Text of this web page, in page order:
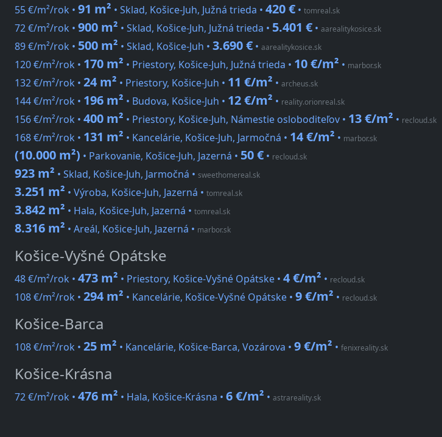
55 €/m²/rok • 91 m² • Sklad, Košice-Juh, Južná trieda • 420 € • tomreal.sk
72 €/m²/rok • 900 m² • Sklad, Košice-Juh, Južná trieda • 5.401 € • aarealitykosice.sk
89 €/m²/rok • 500 m² • Sklad, Košice-Juh • 3.690 € • aarealitykosice.sk
120 €/m²/rok • 170 m² • Priestory, Košice-Juh, Južná trieda • 10 €/m² • marbor.sk
132 €/m²/rok • 24 m² • Priestory, Košice-Juh • 11 €/m² • archeus.sk
144 €/m²/rok • 196 m² • Budova, Košice-Juh • 12 €/m² • reality.orionreal.sk
156 €/m²/rok • 400 m² • Priestory, Košice-Juh, Námestie osloboditeľov • 13 €/m² • recloud.sk
168 €/m²/rok • 131 m² • Kancelárie, Košice-Juh, Jarmočná • 14 €/m² • marbor.sk
(10.000 m²) • Parkovanie, Košice-Juh, Jazerná • 50 € • recloud.sk
923 m² • Sklad, Košice-Juh, Jarmočná • sweethomereal.sk
3.251 m² • Výroba, Košice-Juh, Jazerná • tomreal.sk
3.842 m² • Hala, Košice-Juh, Jazerná • tomreal.sk
8.316 m² • Areál, Košice-Juh, Jazerná • marbor.sk
Košice-Vyšné Opátske
48 €/m²/rok • 473 m² • Priestory, Košice-Vyšné Opátske • 4 €/m² • recloud.sk
108 €/m²/rok • 294 m² • Kancelárie, Košice-Vyšné Opátske • 9 €/m² • recloud.sk
Košice-Barca
108 €/m²/rok • 25 m² • Kancelárie, Košice-Barca, Vozárova • 9 €/m² • fenixreality.sk
Košice-Krásna
72 €/m²/rok • 476 m² • Hala, Košice-Krásna • 6 €/m² • astrareality.sk